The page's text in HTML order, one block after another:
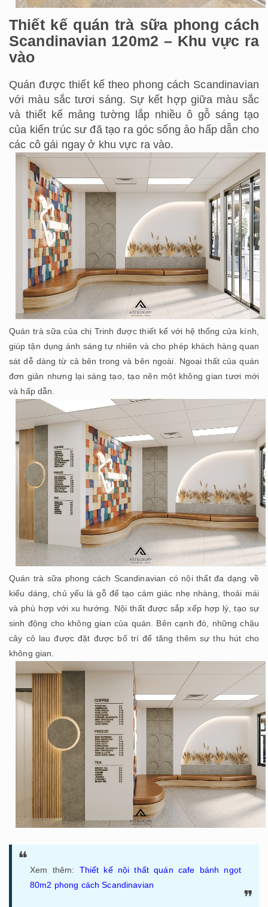
Thiết kế quán trà sữa phong cách
Scandinavian 120m2 – Khu vực ra
vào
Quán được thiết kế theo phong cách Scandinavian
với màu sắc tươi sáng. Sự kết hợp giữa màu sắc
và thiết kế mảng tường lắp nhiều ô gỗ sáng tạo
của kiến trúc sư đã tạo ra góc sống ảo hấp dẫn cho
các cô gái ngay ở khu vực ra vào.
Quán trà sữa của chị Trinh được thiết kế với hệ thống cửa kính,
giúp tận dụng ánh sáng tự nhiên và cho phép khách hàng quan
sát dễ dàng từ cả bên trong và bên ngoài. Ngoại thất của quán
đơn giản nhưng lại sáng tạo, tạo nên một không gian tươi mới
và hấp dẫn.
Quán trà sữa phong cách Scandinavian có nội thất đa dạng về
kiểu dáng, chủ yếu là gỗ để tạo cảm giác nhẹ nhàng, thoải mái
và phù hợp với xu hướng. Nội thất được sắp xếp hợp lý, tạo sự
sinh động cho không gian của quán. Bên cạnh đó, những chậu
cây cỏ lau được đặt được bố trí để tăng thêm sự thu hút cho
không gian.
Xem thêm: Thiết kế nội thất quán cafe bánh ngọt
80m2 phong cách Scandinavian